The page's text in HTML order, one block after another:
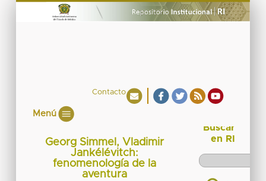
Contacto
Menú
Georg Simmel, Vladimir
Jankélévitch:
fenomenología de la
aventura
Buscar
en RI